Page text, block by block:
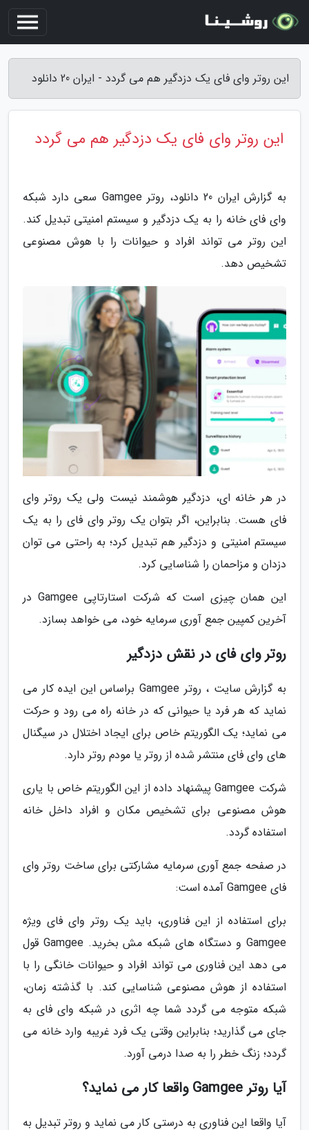
این روتر وای فای یک دزدگیر هم می گردد - ایران 20 دانلود
این روتر وای فای یک دزدگیر هم می گردد
به گزارش ایران 20 دانلود، روتر Gamgee سعی دارد شبکه
وای فای خانه را به یک دزدگیر و سیستم امنیتی تبدیل کند.
این روتر می تواند افراد و حیوانات را با هوش مصنوعی
تشخیص دهد.
در هر خانه ای، دزدگیر هوشمند نیست ولی یک روتر وای
فای هست. بنابراین، اگر بتوان یک روتر وای فای را به یک
سیستم امنیتی و دزدگیر هم تبدیل کرد؛ به راحتی می توان
دزدان و مزاحمان را شناسایی کرد.
این همان چیزی است که شرکت استارتاپی Gamgee در
آخرین کمپین جمع آوری سرمایه خود، می خواهد بسازد.
روتر وای فای در نقش دزدگیر
به گزارش سایت ، روتر Gamgee براساس این ایده کار می
نماید که هر فرد یا حیوانی که در خانه راه می رود و حرکت
می نماید؛ یک الگوریتم خاص برای ایجاد اختلال در سیگنال
های وای فای منتشر شده از روتر یا مودم روتر دارد.
شرکت Gamgee پیشنهاد داده از این الگوریتم خاص با یاری
هوش مصنوعی برای تشخیص مکان و افراد داخل خانه
استفاده گردد.
در صفحه جمع آوری سرمایه مشارکتی برای ساخت روتر وای
فای Gamgee آمده است:
برای استفاده از این فناوری، باید یک روتر وای فای ویژه
Gamgee و دستگاه های شبکه مش بخرید. Gamgee قول
می دهد این فناوری می تواند افراد و حیوانات خانگی را با
استفاده از هوش مصنوعی شناسایی کند. با گذشته زمان،
شبکه متوجه می گردد شما چه اثری در شبکه وای فای به
جای می گذارید؛ بنابراین وقتی یک فرد غریبه وارد خانه می
گردد؛ زنگ خطر را به صدا درمی آورد.
آیا روتر Gamgee واقعا کار می نماید؟
آیا واقعا این فناوری به درستی کار می نماید و روتر تبدیل به